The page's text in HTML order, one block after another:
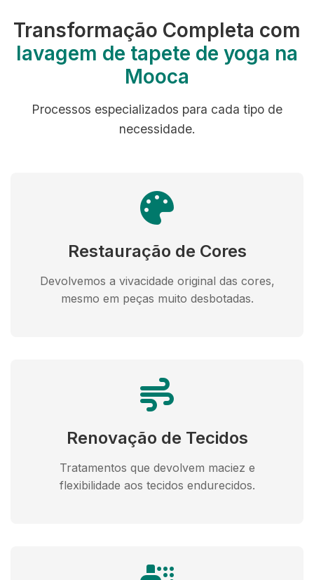
Transformação Completa com
lavagem de tapete de yoga na
Mooca
Processos especializados para cada tipo de
necessidade.
Restauração de Cores
Devolvemos a vivacidade original das cores,
mesmo em peças muito desbotadas.
Renovação de Tecidos
Tratamentos que devolvem maciez e
flexibilidade aos tecidos endurecidos.